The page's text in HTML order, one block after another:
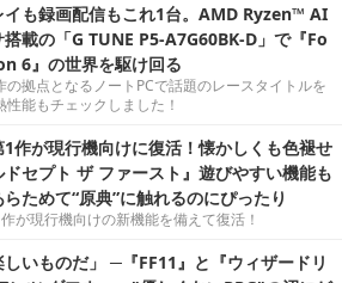
イも録画配信もこれ1台。AMD Ryzen™ AI
搭載の「G TUNE P5-A7G60BK-D」で『Fo
6』の世界を駆け回る
の拠点となるノートPCで話題のレースタイトルを
性能もチェックしました！
1作が現行機向けに復活！懐かしくも色褪せ
セプト ザ ファースト』遊びやすい機能も
ためて“原典”に触れるのにぴったり
が現行機向けの新機能を備えて復活！
しいものだ」 ─『FF11』と『ウィザードリ